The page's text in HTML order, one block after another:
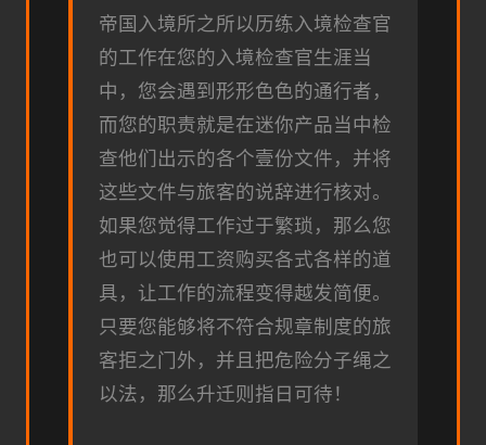
帝国入境所之所以历练入境检查官
的工作在您的入境检查官生涯当
中，您会遇到形形色色的通行者，
而您的职责就是在迷你产品当中检
查他们出示的各个壹份文件，并将
这些文件与旅客的说辞进行核对。
如果您觉得工作过于繁琐，那么您
也可以使用工资购买各式各样的道
具，让工作的流程变得越发简便。
只要您能够将不符合规章制度的旅
客拒之门外，并且把危险分子绳之
以法，那么升迁则指日可待！